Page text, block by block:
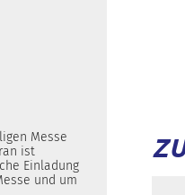
Messe
ist
Einladung
und um